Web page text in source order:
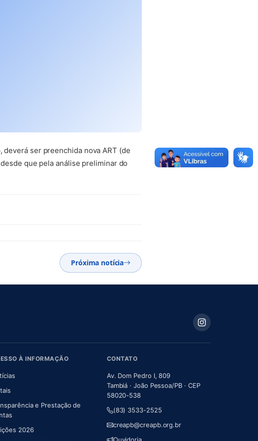
deverá ser preenchida nova ART (de
que pela análise preliminar do
Próxima notícia
À INFORMAÇÃO
e Prestação de
2026
CONTATO
Av. Dom Pedro I, 809
Tambiá · João Pessoa/PB · CEP
58020-538
(83) 3533-2525
creapb@creapb.org.br